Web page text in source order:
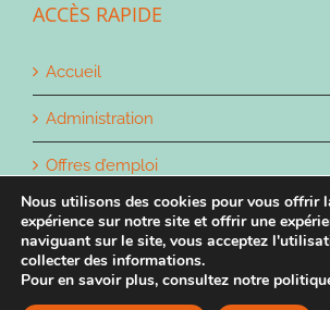
ACCÈS RAPIDE
Accueil
Administration
Offres d’emploi
Contact
Nous utilisons des cookies pour vous offrir
expérience sur notre site et offrir une
naviguant sur le site, vous acceptez
collecter des informations.
Pour en savoir plus, consultez notre